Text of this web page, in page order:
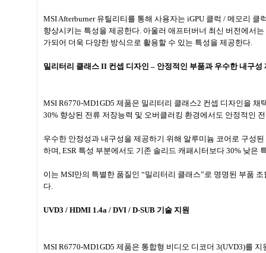
MSI Afterburner 유틸리티를 통해 사용자는 iGPU 클럭 / 메모리 클
향상시키는 특성을 제공한다. 아울러 애프터버너 최신 버전에서
가되어 더욱 다양한 방식으로 활용할 수 있는 특성을 제공한다.
밀리터리 클래스 II 컨셉 디자인 – 안정적인 부품과 우수한 내구성
MSI R6770-MD1GD5 제품은 밀리터리 클래스2 컨셉 디자인을 채
30% 향상된 전류 저장능력 및 오버클러킹 환경에서도 안정적인
우수한 안정성과 내구성을 제공하기 위해 알루미늄 코어로 구성
하며, ESR 특성 부분에서도 기존 솔리드 캐패시터보다 30% 낮은
이는 MSI만의 특별한 품질인 “밀리터리 클래스”로 명명된 부품
다.
UVD3 / HDMI 1.4a / DVI / D-SUB 기술 지원
MSI R6770-MD1GD5 제품은 통합형 비디오 디코더 3(UVD3)를 지